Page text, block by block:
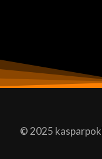
© 2025